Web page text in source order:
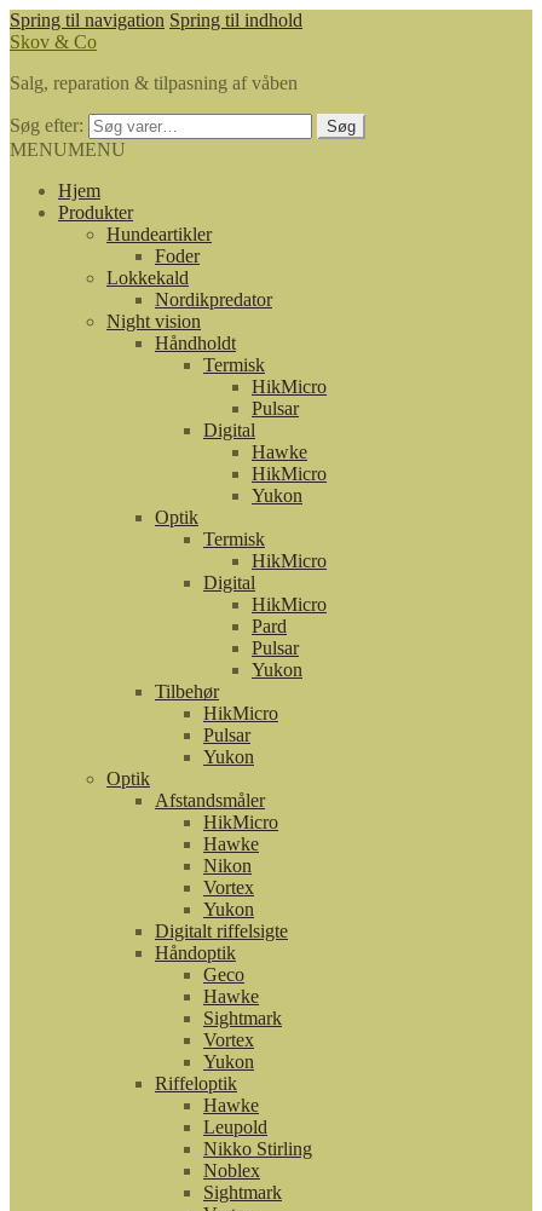
Spring til navigation Spring til indhold
Skov & Co
Salg, reparation & tilpasning af våben
Søg efter: Søg
MENUMENU
Hjem
Produkter
Hundeartikler
Foder
Lokkekald
Nordikpredator
Night vision
Håndholdt
Termisk
HikMicro
Pulsar
Digital
Hawke
HikMicro
Yukon
Optik
Termisk
HikMicro
Digital
HikMicro
Pard
Pulsar
Yukon
Tilbehør
HikMicro
Pulsar
Yukon
Optik
Afstandsmåler
HikMicro
Hawke
Nikon
Vortex
Yukon
Digitalt riffelsigte
Håndoptik
Geco
Hawke
Sightmark
Vortex
Yukon
Riffeloptik
Hawke
Leupold
Nikko Stirling
Noblex
Sightmark